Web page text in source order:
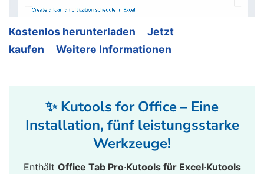
Kostenlos herunterladen
Jetzt
kaufen
Weitere Informationen
✨ Kutools for Office – Eine
Installation, fünf leistungsstarke
Werkzeuge!
Enthält Office Tab Pro·Kutools für Excel·Kutools